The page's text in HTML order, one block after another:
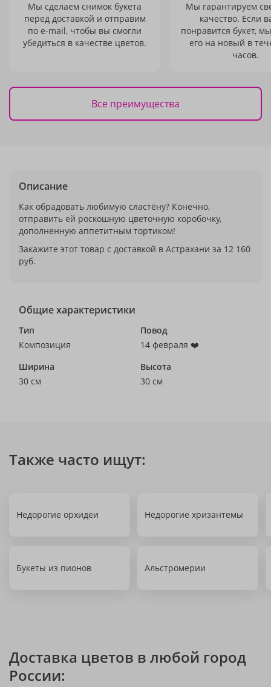
Мы сделаем снимок букета
перед доставкой и отправим
по e-mail, чтобы вы смогли
убедиться в качестве цветов.
Мы гарантируем
качество. Если
понравится букет,
его на новый в
часов.
Все преимущества
Описание
Как обрадовать любимую сластёну? Конечно,
отправить ей роскошную цветочную коробочку,
дополненную аппетитным тортиком!
Закажите этот товар с доставкой в Астрахани за 12 160
руб.
Общие характеристики
Тип
Композиция
Повод
14 февраля ❤️
Ширина
30 см
Высота
30 см
Также часто ищут:
Недорогие орхидеи Недорогие хризантемы
Букеты из пионов Альстромерии
Доставка цветов в любой город
России: